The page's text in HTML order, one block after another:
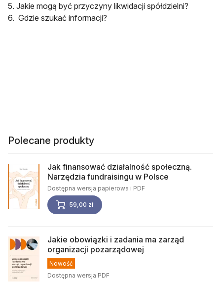
5. Jakie mogą być przyczyny likwidacji spółdzielni?
6. Gdzie szukać informacji?
Polecane produkty
Jak finansować działalność społeczną.
Narzędzia fundraisingu w Polsce
Dostępna wersja papierowa i PDF
59,00 zł
Jakie obowiązki i zadania ma zarząd
organizacji pozarządowej
Nowość
Dostępna wersja PDF